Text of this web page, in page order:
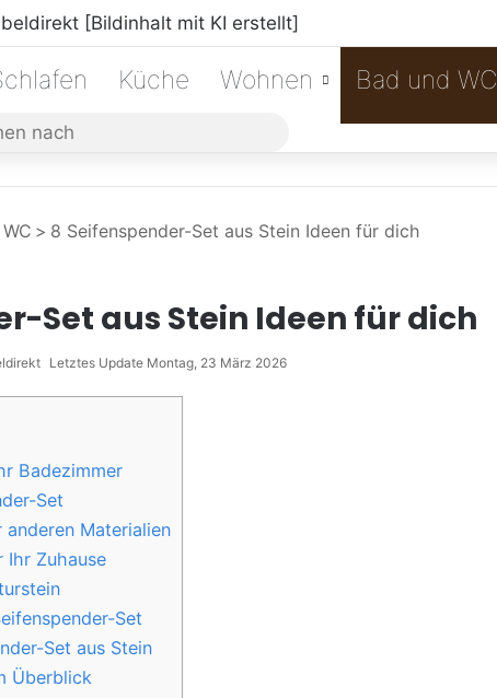
Küche Wohnen Bad und WC
> 8 Seifenspender-Set aus Stein Ideen für dich
Set aus Stein Ideen für dich
Letztes Update Montag, 23 März 2026
Badezimmer
Set
anderen Materialien
Ihr Zuhause
Set
Set aus Stein
Überblick